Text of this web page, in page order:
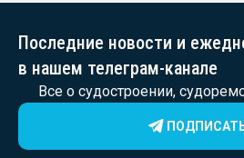
Последние новости и
в нашем телеграм-канале
Все о судостроении,